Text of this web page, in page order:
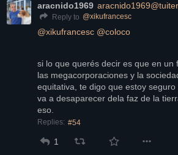
aracnido1969
Reply to @xikufrancesc
@xikufrancesc @coloco
si lo que querés decir es que en un
las megacorporaciones y la
equitativa, te digo que estoy
va a desaparecer dela faz de la
eso.
Replies: #54
1